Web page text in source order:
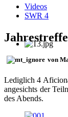
Videos
SWR 4
von
Lediglich 4
angesichts der
des Abends.